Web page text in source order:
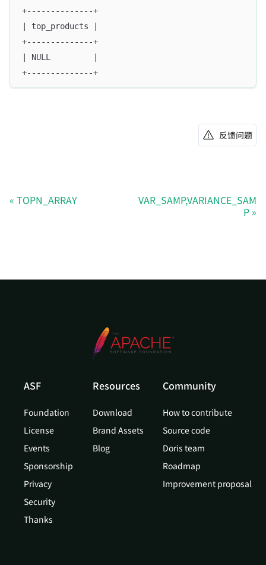
+--------------+
| top_products |
+--------------+
| NULL         |
+--------------+
反馈问题
TOPN_ARRAY
VAR_SAMP,VARIANCE_SAM
P
ASF
Foundation
License
Events
Sponsorship
Privacy
Security
Thanks
Resources
Download
Brand Assets
Blog
Community
How to contribute
Source code
Doris team
Roadmap
Improvement proposal